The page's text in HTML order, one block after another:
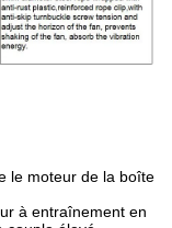
le moteur de la boîte
à entraînement en